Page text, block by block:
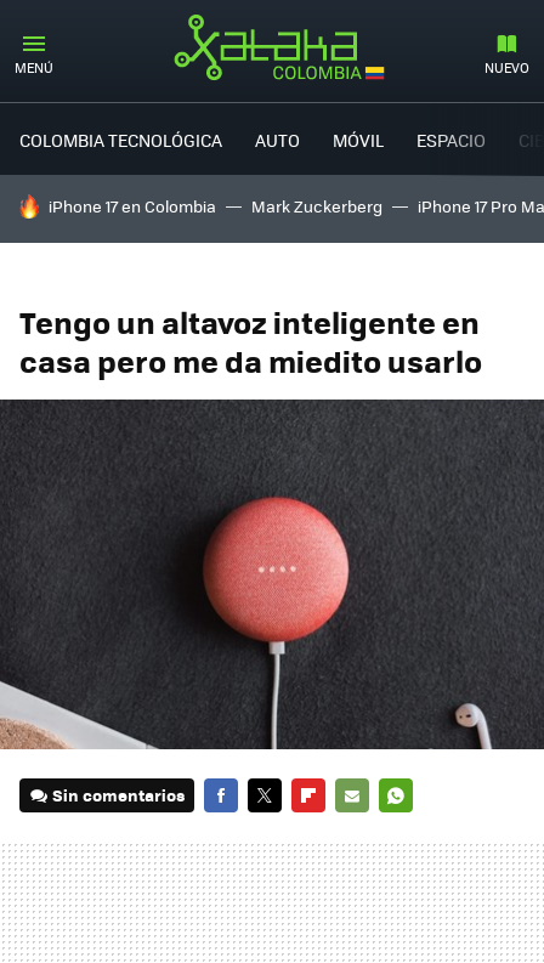
MENÚ NUEVO
COLOMBIA TECNOLÓGICA AUTO MÓVIL ESPACIO
HOY SE HABLA DE
iPhone 17 en Colombia Mark Zuckerberg iPhone 17 Pro
Tengo un altavoz inteligente en
casa pero me da miedito usarlo
Sin comentarios
MAIL